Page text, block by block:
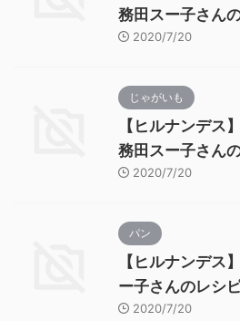
務田スー子さんの
2020/7/20
じゃがいも
【ヒルナンデス
務田スー子さんの
2020/7/20
パン
【ヒルナンデス
ー子さんのレシピ
2020/7/20